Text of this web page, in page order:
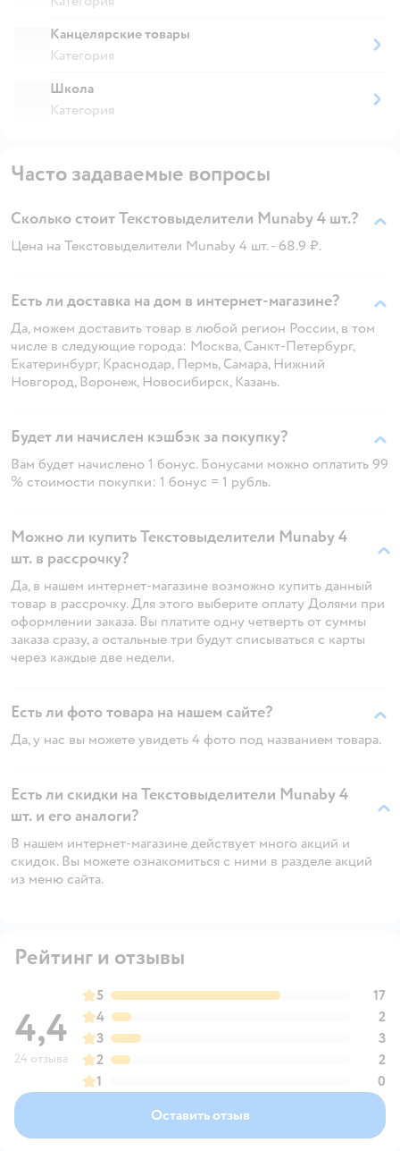
Канцелярские товары
Категория
Школа
Категория
Часто задаваемые вопросы
Сколько стоит Текстовыделители Munaby 4 шт.?
Цена на Текстовыделители Munaby 4 шт. - 68.9 ₽.
Есть ли доставка на дом в интернет-магазине?
Да, можем доставить товар в любой регион России, в том
числе в следующие города: Москва, Санкт-Петербург,
Екатеринбург, Краснодар, Пермь, Самара, Нижний
Новгород, Воронеж, Новосибирск, Казань.
Будет ли начислен кэшбэк за покупку?
Вам будет начислено 1 бонус. Бонусами можно оплатить 99
% стоимости покупки: 1 бонус = 1 рубль.
Можно ли купить Текстовыделители Munaby 4
шт. в рассрочку?
Да, в нашем интернет-магазине возможно купить данный
товар в рассрочку. Для этого выберите оплату Долями при
оформлении заказа. Вы платите одну четверть от суммы
заказа сразу, а остальные три будут списываться с карты
через каждые две недели.
Есть ли фото товара на нашем сайте?
Да, у нас вы можете увидеть 4 фото под названием товара.
Есть ли скидки на Текстовыделители Munaby 4
шт. и его аналоги?
В нашем интернет-магазине действует много акций и
скидок. Вы можете ознакомиться с ними в разделе акций
из меню сайта.
Рейтинг и отзывы
4,4
24 отзыва
5
17
4
2
3
3
2
2
1
0
Оставить отзыв